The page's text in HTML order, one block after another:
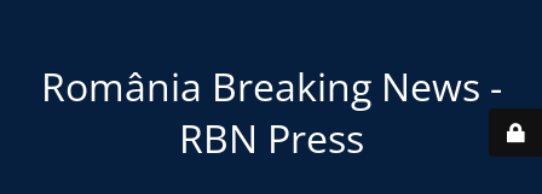
România Breaking News -
RBN Press